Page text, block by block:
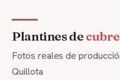
Plantines de
Fotos reales de
Quillota